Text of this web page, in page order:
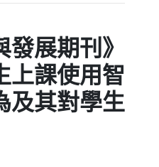
發展期刊》
上課使用智
及其對學生